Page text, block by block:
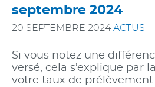
septembre 2024
20 SEPTEMBRE 2024 ACTUS
Si vous notez une
versé, cela s’explique par
votre taux de prélèvement